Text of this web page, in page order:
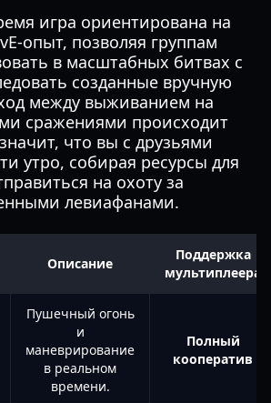
игра ориентирована на
опыт, позволяя группам
в масштабных битвах с
созданные вручную
между выживанием на
сражениями происходит
что вы с друзьями
утро, собирая ресурсы для
на охоту за
левиафанами.
Описание
Поддержка
мультиплеера
Пушечный огонь
и
маневрирование
в реальном
времени.
Полный
кооператив